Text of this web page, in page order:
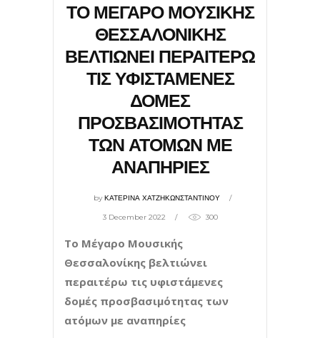
ΤΟ ΜΕΓΑΡΟ ΜΟΥΣΙΚΗΣ
ΘΕΣΣΑΛΟΝΙΚΗΣ
ΒΕΛΤΙΩΝΕΙ ΠΕΡΑΙΤΕΡΩ
ΤΙΣ ΥΦΙΣΤΑΜΕΝΕΣ
ΔΟΜΕΣ
ΠΡΟΣΒΑΣΙΜΟΤΗΤΑΣ
ΤΩΝ ΑΤΟΜΩΝ ΜΕ
ΑΝΑΠΗΡΙΕΣ
byΚΑΤΕΡΙΝΑ ΧΑΤΖΗΚΩΝΣΤΑΝΤΙΝΟΥ
3 December 2022 300
Το Μέγαρο Μουσικής
Θεσσαλονίκης βελτιώνει
περαιτέρω τις υφιστάμενες
δομές προσβασιμότητας των
ατόμων με αναπηρίες